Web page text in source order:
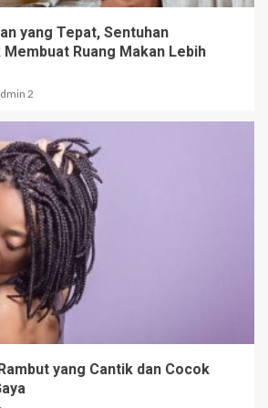
yang Tepat, Sentuhan
Ruang Makan Lebih
2
yang Cantik dan Cocok